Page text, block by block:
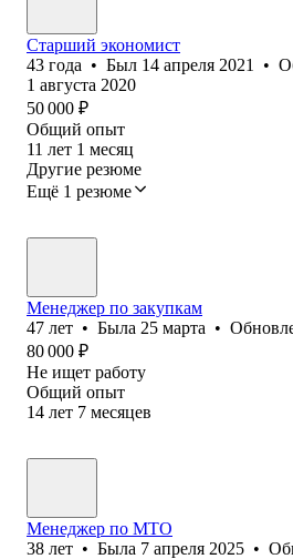
Старший экономист
43 года • Был 14 апреля 2021 •
1 августа 2020
50 000 ₽
Общий опыт
11 лет 1 месяц
Другие резюме
Ещё 1 резюме
Менеджер по закупкам
47 лет • Была 25 марта •
80 000 ₽
Не ищет работу
Общий опыт
14 лет 7 месяцев
Менеджер по МТО
38 лет • Была 7 апреля 2025 •